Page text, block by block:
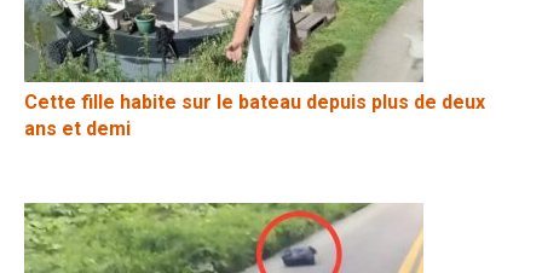
Cette fille habite sur le bateau depuis plus de deux
ans et demi